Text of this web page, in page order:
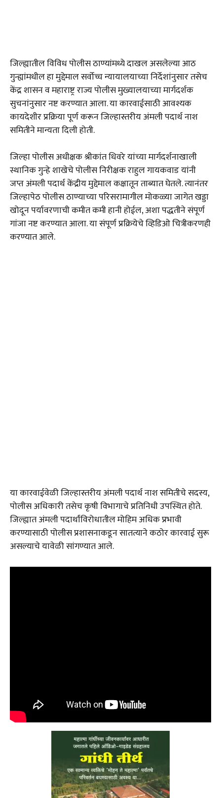
जिल्ह्यातील विविध पोलीस ठाण्यांमध्ये दाखल असलेल्या आठ
गुन्ह्यांमधील हा मुद्देमाल सर्वोच्च न्यायालयाच्या निर्देशांनुसार तसेच
केंद्र शासन व महाराष्ट्र राज्य पोलीस मुख्यालयाच्या मार्गदर्शक
सुचनांनुसार नष्ट करण्यात आला. या कारवाईसाठी आवश्यक
कायदेशीर प्रक्रिया पूर्ण करून जिल्हास्तरीय अंमली पदार्थ नाश
समितीने मान्यता दिली होती.
जिल्हा पोलीस अधीक्षक श्रीकांत धिवरे यांच्या मार्गदर्शनाखाली
स्थानिक गुन्हे शाखेचे पोलीस निरीक्षक राहुल गायकवाड यांनी
जप्त अंमली पदार्थ केंद्रीय मुद्देमाल कक्षातून ताब्यात घेतले. त्यानंतर
जिल्हापेठ पोलीस ठाण्याच्या परिसरामागील मोकळ्या जागेत खड्डा
खोदून पर्यावरणाची कमीत कमी हानी होईल, अशा पद्धतीने संपूर्ण
गांजा नष्ट करण्यात आला. या संपूर्ण प्रक्रियेचे व्हिडिओ चित्रीकरणही
करण्यात आले.
या कारवाईवेळी जिल्हास्तरीय अंमली पदार्थ नाश समितीचे सदस्य,
पोलीस अधिकारी तसेच कृषी विभागाचे प्रतिनिधी उपस्थित होते.
जिल्ह्यात अंमली पदार्थांविरोधातील मोहिम अधिक प्रभावी
करण्यासाठी पोलीस प्रशासनाकडून सातत्याने कठोर कारवाई सुरू
असल्याचे यावेळी सांगण्यात आले.